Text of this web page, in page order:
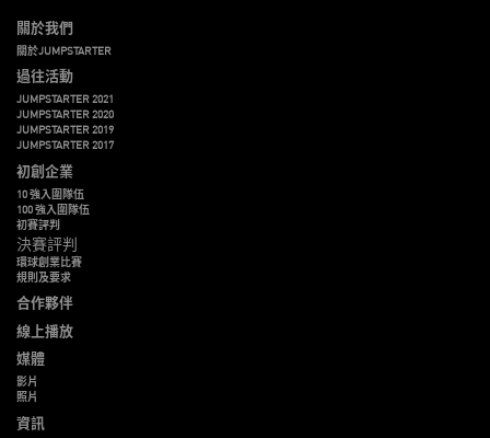
關於我們
關於JUMPSTARTER
過往活動
JUMPSTARTER 2021
JUMPSTARTER 2020
JUMPSTARTER 2019
JUMPSTARTER 2017
初創企業
10 強入圍隊伍
100 強入圍隊伍
初賽評判
決賽評判
環球創業比賽
規則及要求
合作夥伴
線上播放
媒體
影片
照片
資訊